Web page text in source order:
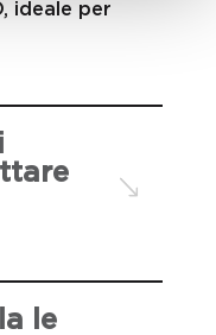
ideale per
le